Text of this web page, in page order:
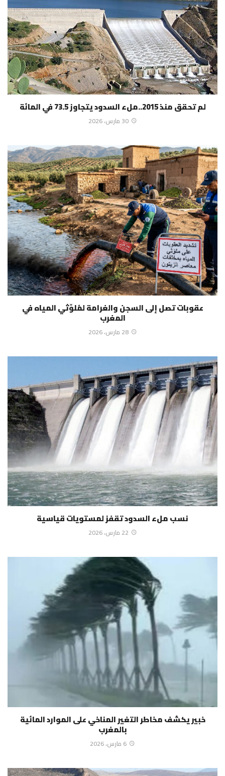
لم تحقق منذ 2015..ملء السدود يتجاوز 73.5 في المائة
30 مارس، 2026
عقوبات تصل إلى السجن والغرامة لمُلوِّثي المياه في
المغرب
28 مارس، 2026
نسب ملء السدود تقفز لمستويات قياسية
22 مارس، 2026
خبير يكشف مخاطر التغير المناخي على الموارد المائية
بالمغرب
6 مارس، 2026